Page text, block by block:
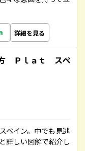
詳細を見る
Ｐｌａｔ スペ
ペイン。中でも見逃
詳しい図解で紹介し